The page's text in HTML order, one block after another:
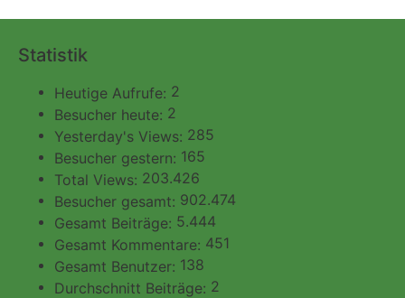
Statistik
Heutige Aufrufe: 2
Besucher heute: 2
Yesterday's Views: 285
Besucher gestern: 165
Total Views: 203.426
Besucher gesamt: 902.474
Gesamt Beiträge: 5.444
Gesamt Kommentare: 451
Gesamt Benutzer: 138
Durchschnitt Beiträge: 2